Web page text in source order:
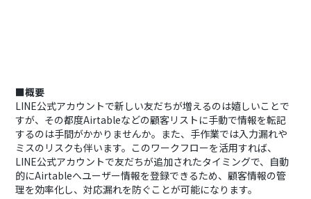
■概要
LINE公式アカウントで新しい友だちが増えるのは嬉しいことで
すが、その都度Airtableなどの顧客リストに手動で情報を転記
するのは手間がかかりませんか。また、手作業では入力漏れや
ミスのリスクも伴います。このワークフローを活用すれば、
LINE公式アカウントで友だちが追加されたタイミングで、自動
的にAirtableへユーザー情報を登録できるため、顧客情報の管
理を効率化し、対応漏れを防ぐことが可能になります。